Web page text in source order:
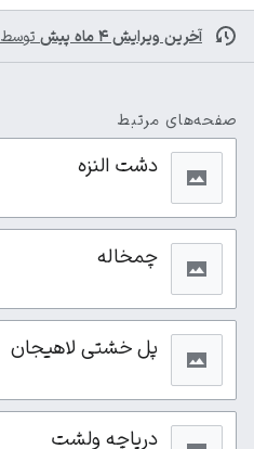
آخرین ویرایش ۴ ماه پیش توسط
صفحه‌های مرتبط
دشت النزه
چمخاله
پل خشتی لاهیجان
دریاچه ولشت